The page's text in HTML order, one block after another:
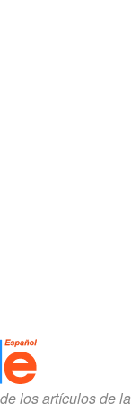
los artículos de la